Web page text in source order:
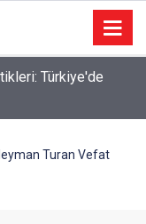
Türkiye'de
Turan Vefat